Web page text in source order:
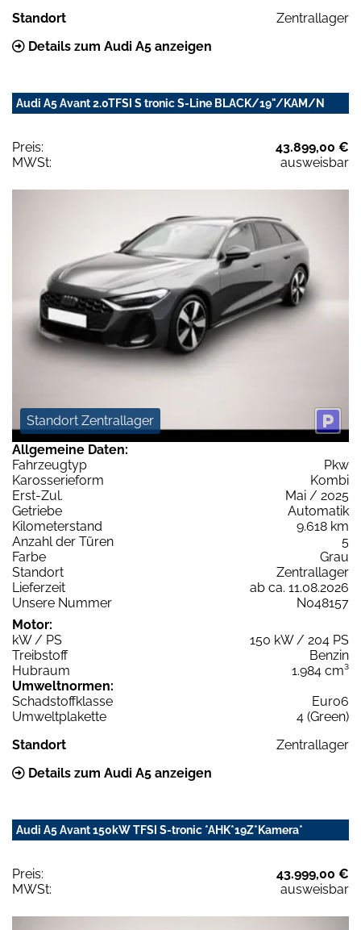
Standort
Zentrallager
Details zum Audi A5 anzeigen
Audi A5 Avant 2.0TFSI S tronic S-Line BLACK/19"/KAM/N
Preis:
43.899,00 €
MWSt:
ausweisbar
Standort Zentrallager
Allgemeine Daten:
Fahrzeugtyp
Pkw
Karosserieform
Kombi
Erst-Zul.
Mai / 2025
Getriebe
Automatik
Kilometerstand
9.618 km
Anzahl der Türen
5
Farbe
Grau
Standort
Zentrallager
Lieferzeit
ab ca. 11.08.2026
Unsere Nummer
N048157
Motor:
kW / PS
150 kW / 204 PS
Treibstoff
Benzin
Hubraum
1.984 cm³
Umweltnormen:
Schadstoffklasse
Euro6
Umweltplakette
4 (Green)
Standort
Zentrallager
Details zum Audi A5 anzeigen
Audi A5 Avant 150kW TFSI S-tronic *AHK*19Z*Kamera*
Preis:
43.999,00 €
MWSt:
ausweisbar